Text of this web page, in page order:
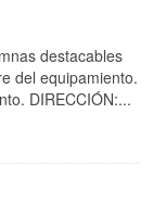
destacables
del equipamiento.
DIRECCIÓN:...